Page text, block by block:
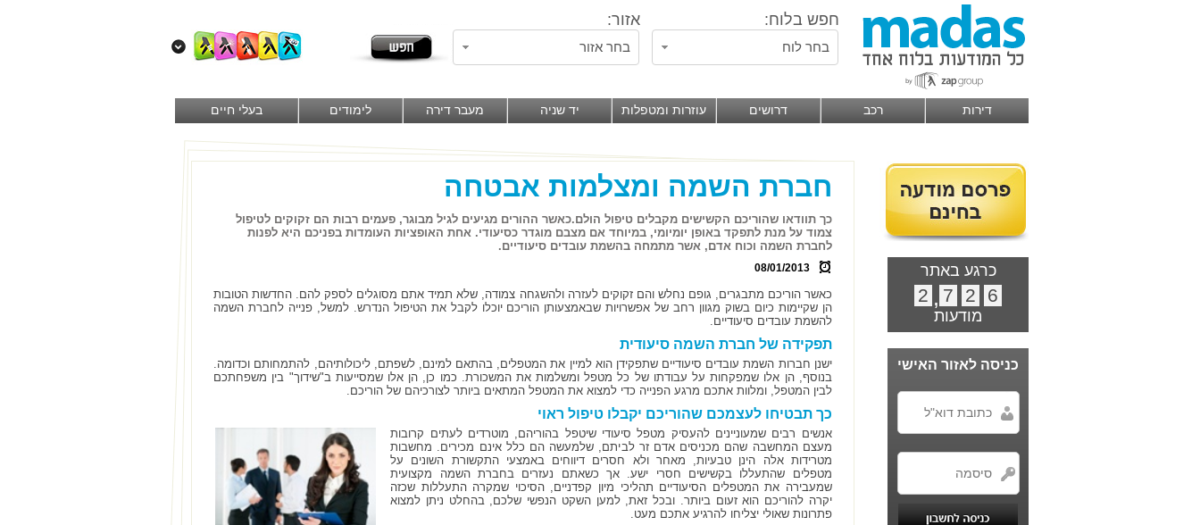
חפש בלוח: אזור:
בחר לוח בחר אזור
דירות רכב דרושים עוזרות ומטפלות יד שניה מעבר דירה לימודים בעלי חיים
כרגע באתר
6
2
7
,
2
מודעות
כניסה לאזור האישי
חברת השמה ומצלמות אבטחה
כך תוודאו שהוריכם הקשישים מקבלים טיפול הולם.כאשר ההורים מגיעים לגיל מבוגר, פעמים רבות הם זקוקים לטיפול
צמוד על מנת לתפקד באופן יומיומי, במיוחד אם מצבם מוגדר כסיעודי. אחת האופציות העומדות בפניכם היא לפנות
לחברת השמה וכוח אדם, אשר מתמחה בהשמת עובדים סיעודיים.
08/01/2013
כאשר הוריכם מתבגרים, גופם נחלש והם זקוקים לעזרה ולהשגחה צמודה, שלא תמיד אתם מסוגלים לספק להם. החדשות הטובות
הן שקיימות כיום בשוק מגוון רחב של אפשרויות שבאמצעותן הוריכם יוכלו לקבל את הטיפול הנדרש. למשל, פנייה לחברת השמה
להשמת עובדים סיעודיים.
תפקידה של חברת השמה סיעודית
ישנן חברות השמת עובדים סיעודיים שתפקידן הוא למיין את המטפלים, בהתאם למינם, לשפתם, ליכולותיהם, להתמחותם וכדומה.
בנוסף, הן אלו שמפקחות על עבודתו של כל מטפל ומשלמות את המשכורת. כמו כן, הן אלו שמסייעות ב"שידוך" בין משפחתכם
לבין המטפל, ומלוות אתכם מרגע הפנייה כדי למצוא את המטפל המתאים ביותר לצורכיהם של הוריכם.
כך תבטיחו לעצמכם שהוריכם יקבלו טיפול ראוי
אנשים רבים שמעוניינים להעסיק מטפל סיעודי שיטפל בהוריהם, מוטרדים לעתים קרובות
מעצם המחשבה שהם מכניסים אדם זר לביתם, שלמעשה הם כלל אינם מכירים. מחשבות
מטרידות אלה הינן טבעיות, מאחר ולא חסרים דיווחים באמצעי התקשורת השונים על
מטפלים שהתעללו בקשישים חסרי ישע. אך כשאתם נעזרים בחברת השמה מקצועית
שמעבירה את המטפלים הסיעודיים תהליכי מיון קפדניים, הסיכוי שמקרה התעללות שכזה
יקרה להוריכם הוא זעום ביותר. ובכל זאת, למען השקט הנפשי שלכם, בהחלט ניתן למצוא
פתרונות שאולי יצליחו להרגיע אתכם מעט.